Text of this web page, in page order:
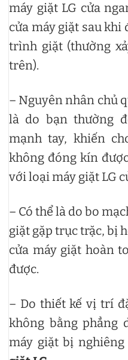
máy giặt LG cửa
cửa máy giặt sau khi
trình giặt (thường
trên).
– Nguyên nhân chủ
là do bạn thường
mạnh tay, khiến
không đóng kín
với loại máy giặt LG
– Có thể là do bo
giặt gặp trục trặc, bị
cửa máy giặt hoàn
được.
– Do thiết kế vị trí
không bằng phẳng
máy giặt bị